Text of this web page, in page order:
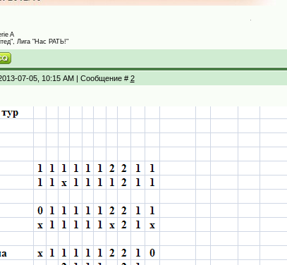
A
Лига "Нас РАТЬ!"
07-05, 10:15 AM | Сообщение # 2